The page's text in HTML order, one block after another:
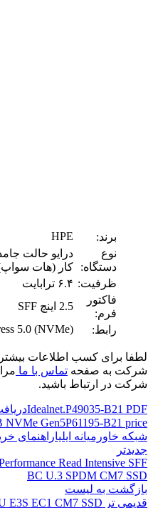
برند:
HPE
نوع
دستگاه:
درایو حالت
کار (هات
ظرفیت: ۶.۴ ترابایت
فاکتور
فرم:
2.5 اینچ SFF
رابط:
5.0 (NVMe)
لطفا برای کسب اطلاعات
شرکت به صفحه تماس با ما
شرکت در ارتباط باشید.
Idealnet.P49035-B21 PDF
NVMe Gen5P61195-B21 price
شبکه خاورمیانه ایلیاراهنمای
جدیدتر
Read Intensive SFF
BC U.3 SPDM CM7 SSD
بازگشت به لیست
قدیمی تر E3S EC1 CM7 SSD